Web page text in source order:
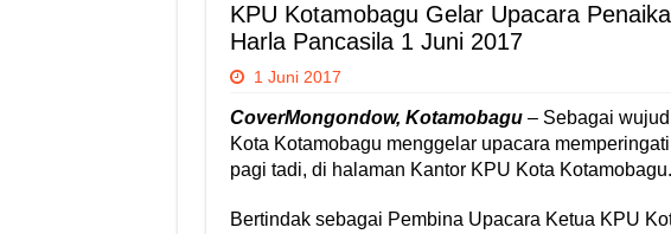
KPU Kotamobagu Gelar Upacara
Harla Pancasila 1 Juni 2017
1 Juni 2017
CoverMongondow, Kotamobagu– Sebagai
Kota Kotamobagu menggelar upacara
pagi tadi, di halaman Kantor KPU Kota Kotamobagu.
Bertindak sebagai Pembina Upacara Ketua KPU